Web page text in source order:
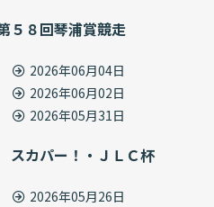
５８回琴浦賞競走
2026年06月04日
2026年06月02日
2026年05月31日
カパー！・ＪＬＣ杯
2026年05月26日